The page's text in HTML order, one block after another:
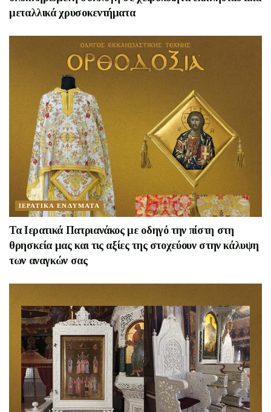
μεταλλικά χρυσοκεντήματα
ΙΕΡΑΤΙΚΑ ΕΝΔΥΜΑΤΑ
Τα Ιερατικά Πατριανάκος με οδηγό την πίστη στη
θρησκεία μας και τις αξίες της στοχεύουν στην κάλυψη
των αναγκών σας